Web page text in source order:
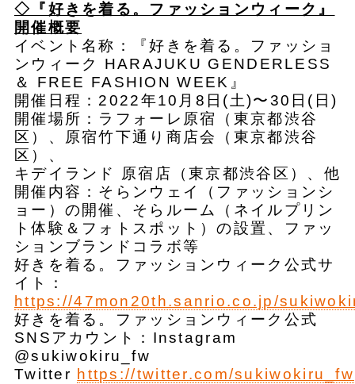
◇『好きを着る。ファッションウィーク』
開催概要
イベント名称：『好きを着る。ファッショ
ンウィーク HARAJUKU GENDERLESS
＆ FREE FASHION WEEK』
開催日程：2022年10月8日(土)〜30日(日)
開催場所：ラフォーレ原宿（東京都渋谷
区）、原宿竹下通り商店会（東京都渋谷
区）、
キデイランド 原宿店（東京都渋谷区）、他
開催内容：そらンウェイ（ファッションシ
ョー）の開催、そらルーム（ネイルプリン
ト体験＆フォトスポット）の設置、ファッ
ションブランドコラボ等
好きを着る。ファッションウィーク公式サ
イト：
https://47mon20th.sanrio.co.jp/
好きを着る。ファッションウィーク公式
SNSアカウント：Instagram
@sukiwokiru_fw
Twitter https://twitter.com/sukiwokiru_fw